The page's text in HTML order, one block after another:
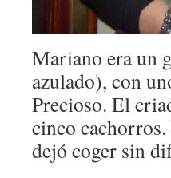
Mariano era un
azulado), con
Precioso. El
cinco
dejó coger sin